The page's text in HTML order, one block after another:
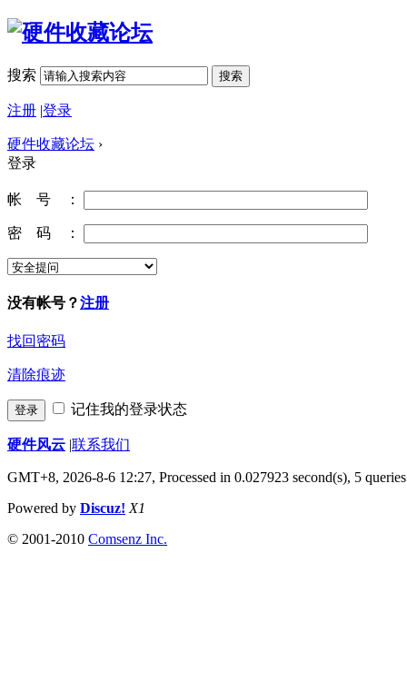
搜索 搜索
注册 |登录
硬件收藏论坛 ›
登录
帐 号 ：
密 码 ：
没有帐号？注册
找回密码
清除痕迹
登录 记住我的登录状态
硬件风云 |联系我们
GMT+8, 2026-8-6 12:27, Processed in 0.027923 second(s), 5 queries
Powered by Discuz! X1
© 2001-2010 Comsenz Inc.